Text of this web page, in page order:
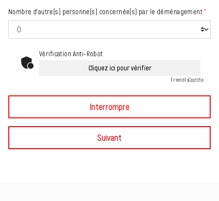
Nombre d’autre(s) personne(s) concernée(s) par le déménagement*
Vérification Anti-Robot
Cliquez ici pour vérifier
FriendlyCaptcha
Interrompre
Suivant